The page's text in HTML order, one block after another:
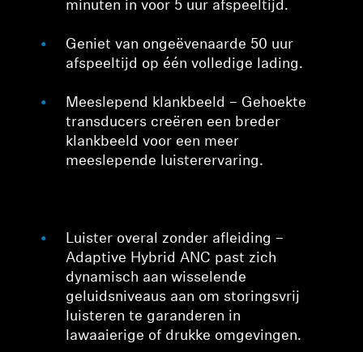
minuten in voor 5 uur afspeeltijd.
Geniet van ongeëvenaarde 50 uur
afspeeltijd op één volledige lading.
Meeslepend klankbeeld – Gehoekte
transducers creëren een breder
klankbeeld voor een meer
meeslepende luisterervaring.
Luister overal zonder afleiding –
Adaptive Hybrid ANC past zich
dynamisch aan wisselende
geluidsniveaus aan om storingsvrij
luisteren te garanderen in
lawaaierige of drukke omgevingen.